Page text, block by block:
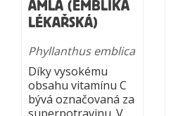
AMLA (EMBLIKA
LÉKAŘSKÁ)
Phyllanthus emblica
Díky vysokému
obsahu vitamínu C
bývá označovaná za